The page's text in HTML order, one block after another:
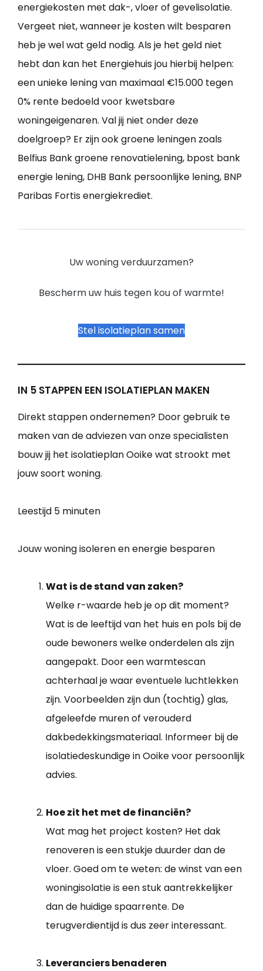
energiekosten met dak-, vloer of gevelisolatie.
Vergeet niet, wanneer je kosten wilt besparen
heb je wel wat geld nodig. Als je het geld niet
hebt dan kan het Energiehuis jou hierbij helpen:
een unieke lening van maximaal €15.000 tegen
0% rente bedoeld voor kwetsbare
woningeigenaren. Val jij niet onder deze
doelgroep? Er zijn ook groene leningen zoals
Belfius Bank groene renovatielening, bpost bank
energie lening, DHB Bank persoonlijke lening, BNP
Paribas Fortis energiekrediet.
Uw woning verduurzamen?
Bescherm uw huis tegen kou of warmte!
Stel isolatieplan samen
IN 5 STAPPEN EEN ISOLATIEPLAN MAKEN
Direkt stappen ondernemen? Door gebruik te
maken van de adviezen van onze specialisten
bouw jij het isolatieplan Ooike wat strookt met
jouw soort woning.
Leestijd 5 minuten
Jouw woning isoleren en energie besparen
Wat is de stand van zaken?
Welke r-waarde heb je op dit moment?
Wat is de leeftijd van het huis en pols bij de
oude bewoners welke onderdelen als zijn
aangepakt. Door een warmtescan
achterhaal je waar eventuele luchtlekken
zijn. Voorbeelden zijn dun (tochtig) glas,
afgeleefde muren of verouderd
dakbedekkingsmateriaal. Informeer bij de
isolatiedeskundige in Ooike voor persoonlijk
advies.
Hoe zit het met de financiën?
Wat mag het project kosten? Het dak
renoveren is een stukje duurder dan de
vloer. Goed om te weten: de winst van een
woningisolatie is een stuk aantrekkelijker
dan de huidige spaarrente. De
terugverdientijd is dus zeer interessant.
Leveranciers benaderen